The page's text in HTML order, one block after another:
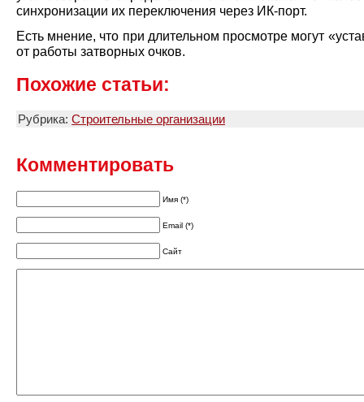
синхронизации их переключения через ИК-порт.
Есть мнение, что при длительном просмотре могут
от работы затворных очков.
Похожие статьи:
Рубрика: Строительные организации
Комментировать
Имя (*)
Email (*)
Сайт